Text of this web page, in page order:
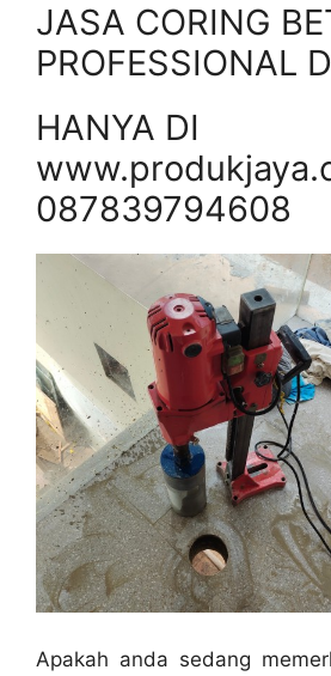
JASA CORING
PROFESSIONAL
HANYA DI
087839794608
Apakah anda sedang